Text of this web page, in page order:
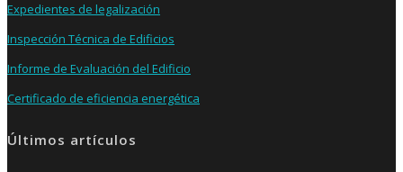
Expedientes de legalización
Inspección Técnica de Edificios
Informe de Evaluación del Edificio
Certificado de eficiencia energética
Últimos artículos